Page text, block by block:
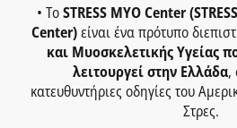
• ΤοSTRESS MYO Center
Center)είναι ένα πρότυπο
και Μυοσκελετικής Υγείας
λειτουργεί στην Ελλάδα,
κατευθυντήριες οδηγίες του
Στρες.